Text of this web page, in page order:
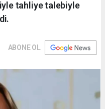
tahliye talebiyle
ABONE OL